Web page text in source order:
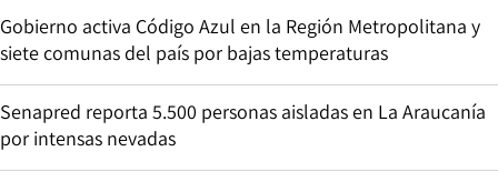
Gobierno activa Código Azul en la Región Metropolitana y
siete comunas del país por bajas temperaturas
Senapred reporta 5.500 personas aisladas en La Araucanía
por intensas nevadas